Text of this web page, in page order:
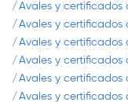
Avales y certificados
Avales y certificados
Avales y certificados
Avales y certificados
Avales y certificados
Avales y certificados